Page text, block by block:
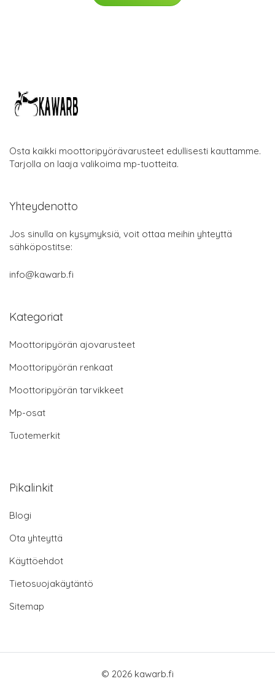
Osta kaikki moottoripyörävarusteet edullisesti kauttamme.
Tarjolla on laaja valikoima mp-tuotteita.
Yhteydenotto
Jos sinulla on kysymyksiä, voit ottaa meihin yhteyttä
sähköpostitse:
info@kawarb.fi
Kategoriat
Moottoripyörän ajovarusteet
Moottoripyörän renkaat
Moottoripyörän tarvikkeet
Mp-osat
Tuotemerkit
Pikalinkit
Blogi
Ota yhteyttä
Käyttöehdot
Tietosuojakäytäntö
Sitemap
© 2026 kawarb.fi